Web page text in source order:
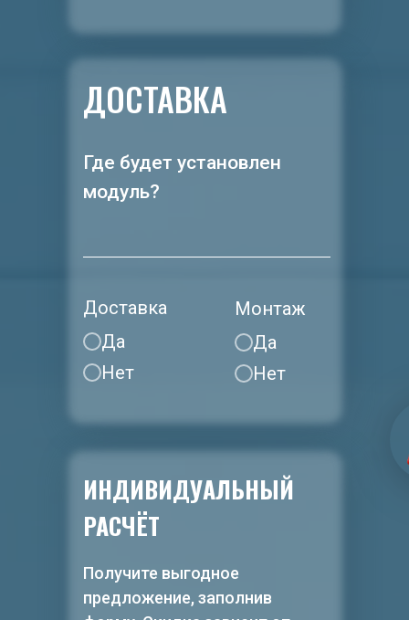
Получите выгодное
предложение, заполнив
Где будет установлен
модуль?
Доставка
Да
Нет
Монтаж
Да
Нет
ДОСТАВКА
ИНДИВИДУАЛЬНЫЙ
РАСЧЁТ